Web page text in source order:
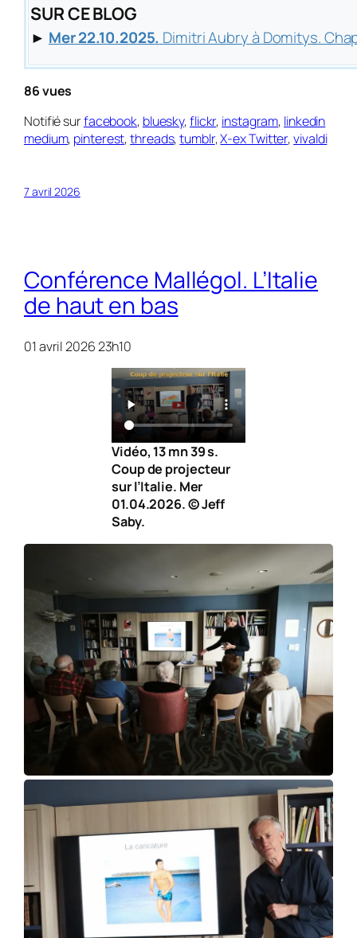
SUR CE BLOG
► Mer 22.10.2025. Dimitri Aubry à Domitys.
86 vues
Notifié surfacebook, bluesky,flickr, instagram, linkedin
medium, pinterest,threads,tumblr,X-ex Twitter,vivaldi
7 avril 2026
Conférence Mallégol. L’Italie
de haut en bas
01 avril 2026 23h10
Vidéo, 13 mn 39 s.
Coup de projecteur
sur l’Italie. Mer
01.04.2026. © Jeff
Saby.